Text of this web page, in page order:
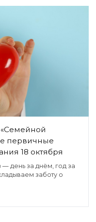
первичные
18 октября
день за днём, год за
заботу о